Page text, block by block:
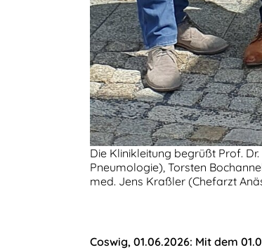
Die Klinikleitung begrüßt Prof.
Pneumologie), Torsten
med. Jens Kraßler (Chefarzt
Coswig, 01.06.2026: Mit dem